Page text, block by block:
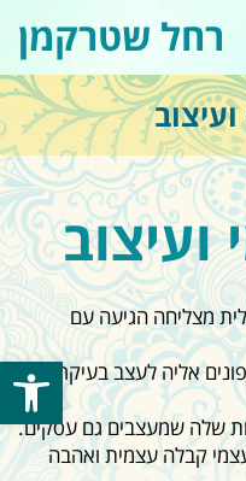
פתח
רחל שטרקמן
ועיצוב
אדריכלית מצליחה הגיעה עם
אליה לעצב בעיקר
שלה שמעצבים גם עסקים.
עצמי קבלה עצמית ואהבה